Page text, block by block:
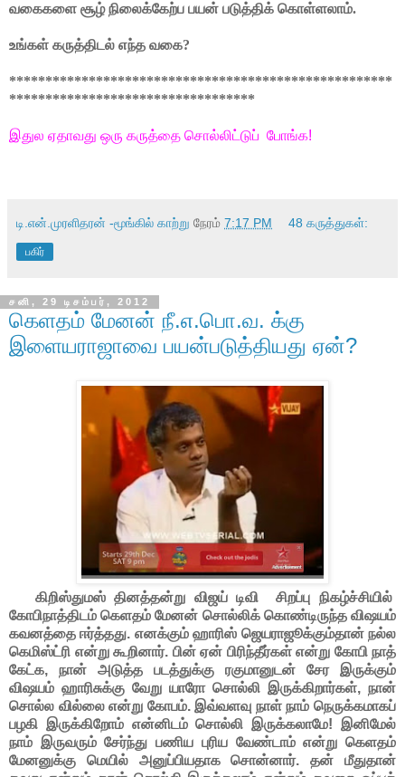
வகைகளை சூழ் நிலைக்கேற்ப பயன் படுத்திக் கொள்ளலாம்.
உங்கள் கருத்திடல் எந்த வகை?
*****************************************************
**********************************
இதுல ஏதாவது ஒரு கருத்தை சொல்லிட்டுப் போங்க!
டி.என்.முரளிதரன் -மூங்கில் காற்று நேரம் 7:17 PM 48 கருத்துகள்:
பகிர்
சனி, 29 டிசம்பர், 2012
கெளதம் மேனன் நீ.எ.பொ.வ. க்கு
இளையராஜாவை பயன்படுத்தியது ஏன்?
கிறிஸ்துமஸ் தினத்தன்று விஜய் டிவி சிறப்பு நிகழ்ச்சியில்
கோபிநாத்திடம் கெளதம் மேனன் சொல்லிக் கொண்டிருந்த விஷயம்
கவனத்தை ஈர்த்தது. எனக்கும் ஹாரிஸ் ஜெயராஜூக்கும்தான் நல்ல
கெமிஸ்ட்ரி என்று கூறினார். பின் ஏன் பிரிந்தீர்கள் என்று கோபி நாத்
கேட்க, நான் அடுத்த படத்துக்கு ரகுமானுடன் சேர இருக்கும்
விஷயம் ஹாரிசுக்கு வேறு யாரோ சொல்லி இருக்கிறார்கள், நான்
சொல்ல வில்லை என்று கோபம். இவ்வளவு நாள் நாம் நெருக்கமாகப்
பழகி இருக்கிறோம் என்னிடம் சொல்லி இருக்கலாமே! இனிமேல்
நாம் இருவரும் சேர்ந்து பணிய புரிய வேண்டாம் என்று கெளதம்
மேனனுக்கு மெயில் அனுப்பியதாக சொன்னார். தன் மீதுதான்